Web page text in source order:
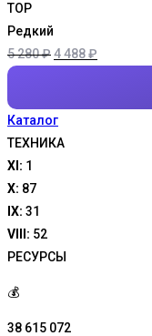
TOP
Редкий
5 280₽Первоначальная
5
280 ₽.
4 488₽
Каталог
ТЕХНИКА
XI: 1
X: 87
IX: 31
VIII: 52
РЕСУРСЫ
💰
38 615 072